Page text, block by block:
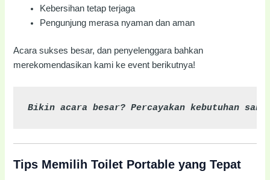
Kebersihan tetap terjaga
Pengunjung merasa nyaman dan aman
Acara sukses besar, dan penyelenggara bahkan
merekomendasikan kami ke event berikutnya!
Bikin acara besar? Percayakan kebutuhan
Tips Memilih Toilet Portable yang Tepat